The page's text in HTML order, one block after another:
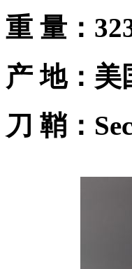
重 量：
产 地：
刀 鞘：